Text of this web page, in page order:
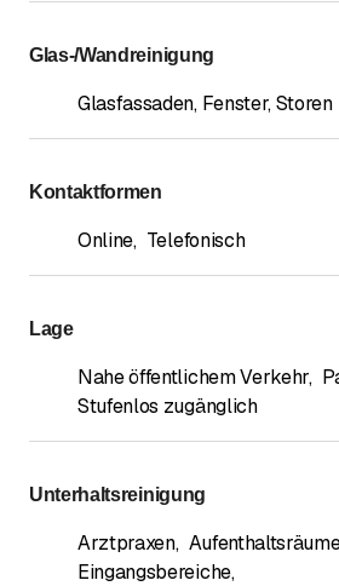
Glas-/Wandreinigung
Glasfassaden, Fenster, Storen
Kontaktformen
Online, Telefonisch
Lage
Nahe öffentlichem Verkehr,
Stufenlos zugänglich
Unterhaltsreinigung
Arztpraxen,
Eingangsbereiche,